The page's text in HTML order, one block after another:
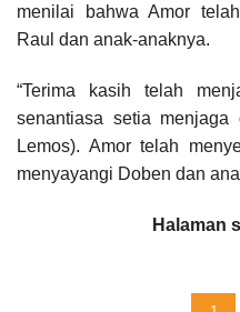
menilai bahwa Amor
Raul dan anak-anaknya.
“Terima kasih telah
senantiasa setia menjaga
Lemos). Amor telah
menyayangi Doben dan
Halaman